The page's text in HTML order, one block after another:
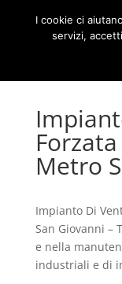
Metro
Impianto Di
San Giovanni –
e nella
industriali e di
I cookie ci
servizi,